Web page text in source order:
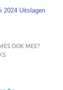
2024 Uitslagen
OOK MEE?